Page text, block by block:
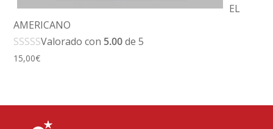
EL
AMERICANO
Valorado con 5.00de 5
15,00€